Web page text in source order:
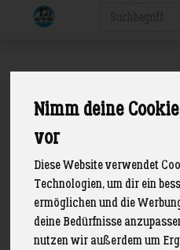
Nimm deine
vor
Diese Website verwendet
Technologien, um dir ein
ermöglichen und die
deine Bedürfnisse
nutzen wir außerdem um